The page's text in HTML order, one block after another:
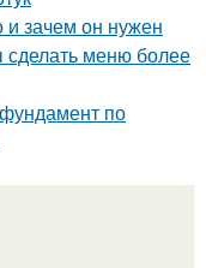
зачем он нужен
меню более
по